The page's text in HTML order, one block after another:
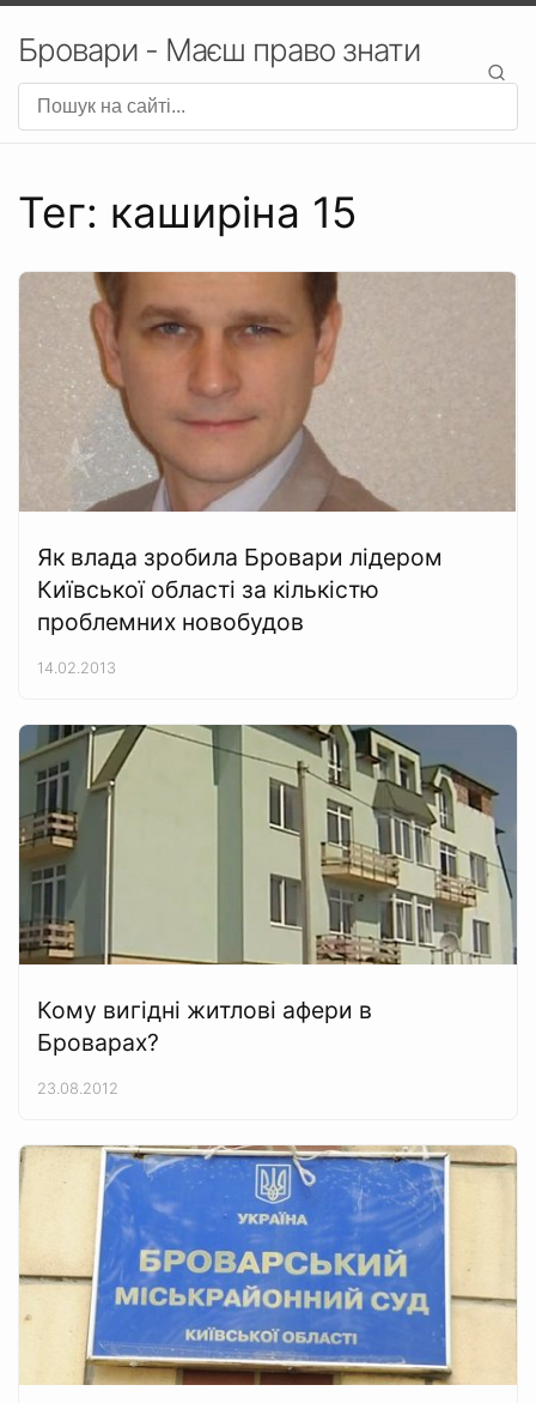
Бровари - Маєш право знати
Тег: каширіна 15
Як влада зробила Бровари лідером
Київської області за кількістю
проблемних новобудов
14.02.2013
Кому вигідні житлові афери в
Броварах?
23.08.2012